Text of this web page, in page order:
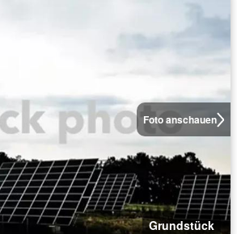
Foto anschauen
Grundstück